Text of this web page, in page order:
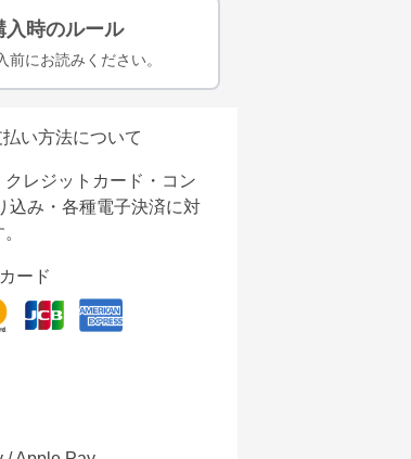
入時のルール
前にお読みください。
払い方法について
クレジットカード・コン
込み・各種電子決済に対
ード